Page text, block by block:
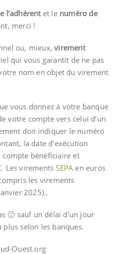
l’adhérentet le numéro de
merci !
ou, mieux,virement
qui vous garantit de ne pas
nom en objet du virement
vous donnez à votre banque
votre compte vers celui d’un
doit indiquer le numéro
la date d’exécution
compte bénéficiaire et
. Les virementsSEPA en euros
les virements
2025)..
🙂 sauf un délai d’un jour
selon les banques.
Ouest.org